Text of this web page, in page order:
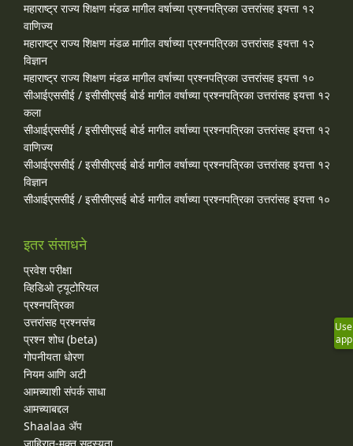
महाराष्ट्र राज्य शिक्षण मंडळ मागील वर्षाच्या प्रश्‍नपत्रिका उत्तरांसह इयत्ता १२
वाणिज्य
महाराष्ट्र राज्य शिक्षण मंडळ मागील वर्षाच्या प्रश्‍नपत्रिका उत्तरांसह इयत्ता १२
विज्ञान
महाराष्ट्र राज्य शिक्षण मंडळ मागील वर्षाच्या प्रश्‍नपत्रिका उत्तरांसह इयत्ता १०
सीआईएससीई / इसीसीएसई बोर्ड मागील वर्षाच्या प्रश्‍नपत्रिका उत्तरांसह इयत्ता १२
कला
सीआईएससीई / इसीसीएसई बोर्ड मागील वर्षाच्या प्रश्‍नपत्रिका उत्तरांसह इयत्ता १२
वाणिज्य
सीआईएससीई / इसीसीएसई बोर्ड मागील वर्षाच्या प्रश्‍नपत्रिका उत्तरांसह इयत्ता १२
विज्ञान
सीआईएससीई / इसीसीएसई बोर्ड मागील वर्षाच्या प्रश्‍नपत्रिका उत्तरांसह इयत्ता १०
इतर संसाधने
प्रवेश परीक्षा
व्हिडिओ ट्यूटोरियल
प्रश्नपत्रिका
उत्तरांसह प्रश्नसंच
प्रश्न शोध (beta)
गोपनीयता धोरण
नियम आणि अटी
आमच्याशी संपर्क साधा
आमच्याबद्दल
Shaalaa ॲप
Use
app